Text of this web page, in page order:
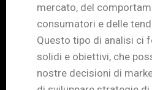
mercato, del
consumatori e delle
Questo tipo di analisi ci
solidi e obiettivi, che
nostre decisioni di